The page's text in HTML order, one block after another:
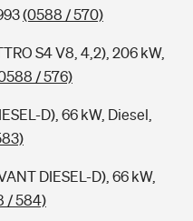
(0588 / 570)
S4 V8, 4,2), 206 kW,
/ 576)
D), 66 kW, Diesel,
DIESEL-D), 66 kW,
/ 584)